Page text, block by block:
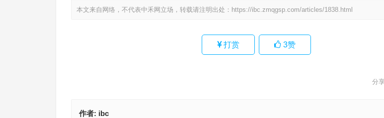
本文来自网络，不代表中禾网立场，转载请注明出处： https://ibc.zmqgsp.com/articles/1838.html
打赏 3赞
作者: ibc